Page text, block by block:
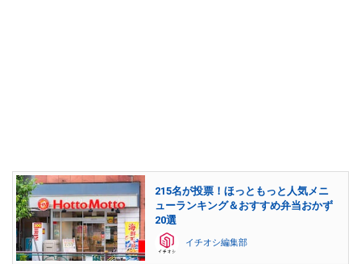
215名が投票！ほっともっと人気メニ
ューランキング＆おすすめ弁当おかず
20選
イチオシ編集部